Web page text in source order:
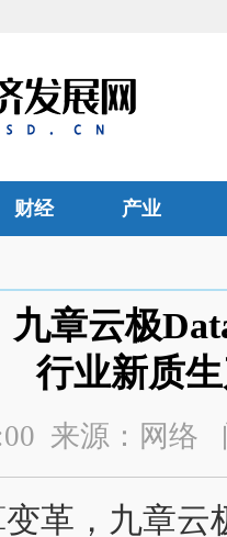
财经 产业
章云极
行业新质
来源：网